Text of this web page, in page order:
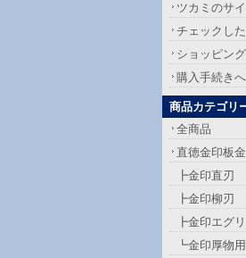
ツカミのサ
チェックし
ショッピン
購入手続き
商品カテゴリ
全商品
直徳金印板
┣金印直刃
┣金印柳刃
┣金印エグ
┗金印厚物